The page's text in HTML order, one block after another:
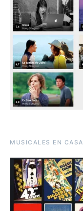
MUSICALES EN CASA